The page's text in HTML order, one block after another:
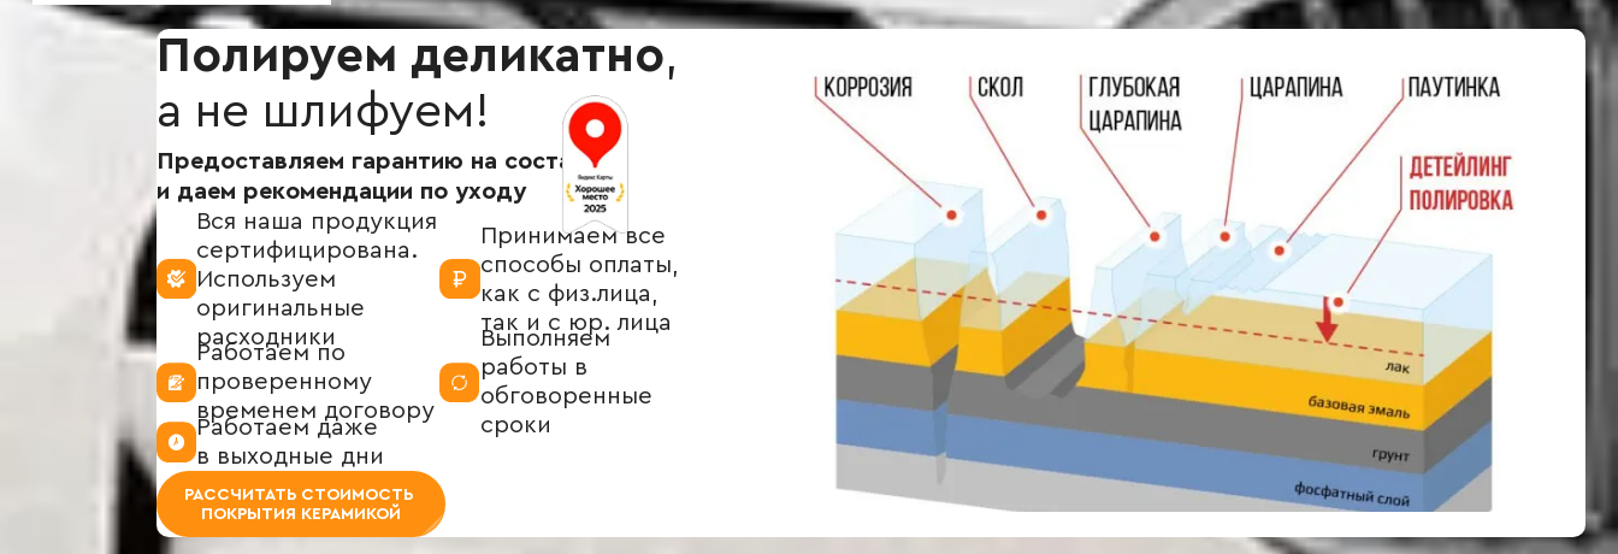
Полируем деликатно,
а не шлифуем!
Предоставляем гарантию на составы
и даем рекомендации по уходу
Вся наша продукция
сертифицирована.
Используем
оригинальные
расходники
Принимаем все
способы оплаты,
как с физ.лица,
так и с юр. лица
Работаем по
проверенному
временем договору
Выполняем
работы в
обговоренные
сроки
Работаем даже
в выходные дни
РАССЧИТАТЬ СТОИМОСТЬ
ПОКРЫТИЯ КЕРАМИКОЙ